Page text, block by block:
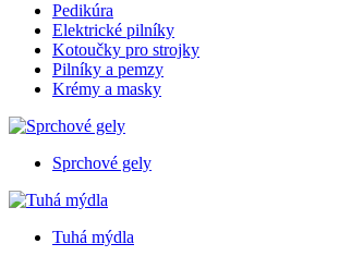
Pedikúra
Elektrické pilníky
Kotoučky pro strojky
Pilníky a pemzy
Krémy a masky
Sprchové gely
Tuhá mýdla